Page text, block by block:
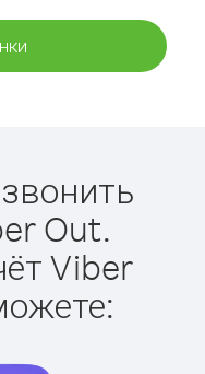
Out.
Viber